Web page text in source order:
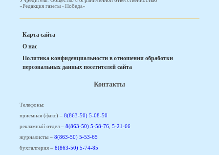
«Редакция газеты «Победа»
Карта сайта
О нас
Политика конфиденциальности в отношении обработки
персональных данных посетителей сайта
Контакты
Телефоны:
приемная (факс) – 8(863-50) 5-08-50
рекламный отдел – 8(863-50) 5-58-76, 5-21-66
журналисты – 8(863-50) 5-53-65
бухгалтерия – 8(863-50) 5-74-85